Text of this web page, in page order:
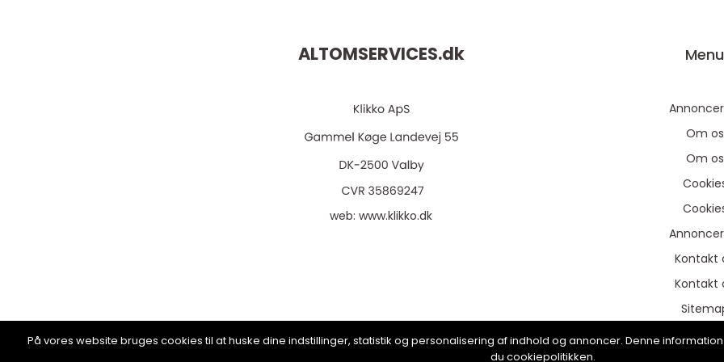
ALTOMSERVICES.dk
web:www.klikko.dk
Menu
Om os
Om os
Kontakt
Kontakt
På vores website bruges cookies til at huske dine indstillinger, statistik og personalisering af indhold og annoncer. Denne
du cookiepolitikken.